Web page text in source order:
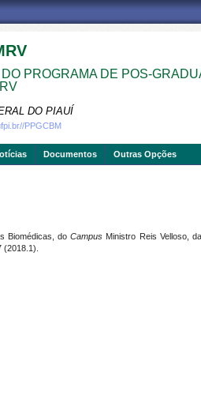
PROGRAMA DE POS-
DO PIAUÍ
PPGCBM
Documentos Outras Opções
Biomédicas, doCampus Ministro Reis Velloso,